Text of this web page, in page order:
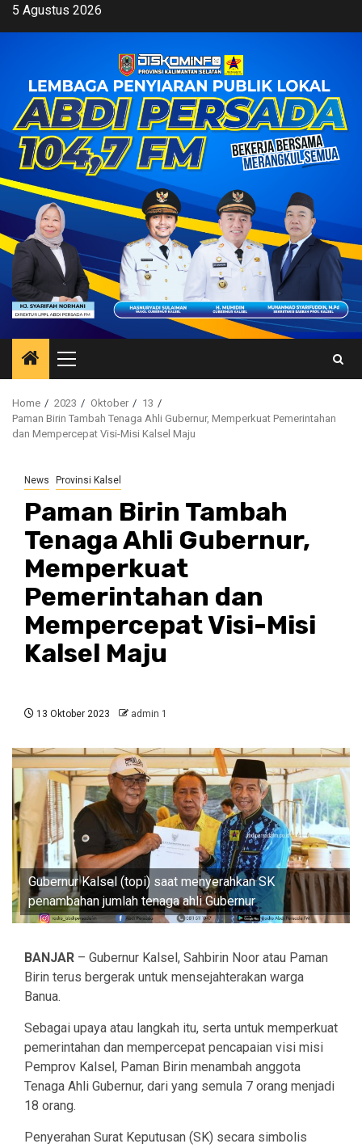
Skip5 Agustus 2026
Primary
Menu
Home 2023 Oktober
13
Paman Birin Tambah Tenaga Ahli Gubernur, Memperkuat Pemerintahan
dan Mempercepat Visi-Misi Kalsel Maju
News Provinsi Kalsel
Paman Birin Tambah
Tenaga Ahli Gubernur,
Memperkuat
Pemerintahan dan
Mempercepat Visi-Misi
Kalsel Maju
13 Oktober 2023 admin 1
Gubernur Kalsel (topi) saat menyerahkan SK
penambahan jumlah tenaga ahli Gubernur
BANJAR – Gubernur Kalsel, Sahbirin Noor atau Paman
Birin terus bergerak untuk mensejahterakan warga
Banua.
Sebagai upaya atau langkah itu, serta untuk memperkuat
pemerintahan dan mempercepat pencapaian visi misi
Pemprov Kalsel, Paman Birin menambah anggota
Tenaga Ahli Gubernur, dari yang semula 7 orang menjadi
18 orang.
Penyerahan Surat Keputusan (SK) secara simbolis